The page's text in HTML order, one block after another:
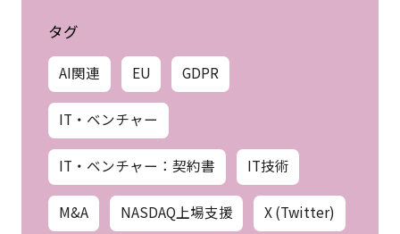
タグ
AI関連 EU GDPR
IT・ベンチャー
IT・ベンチャー：契約書 IT技術
M&A NASDAQ上場支援 X (Twitter)